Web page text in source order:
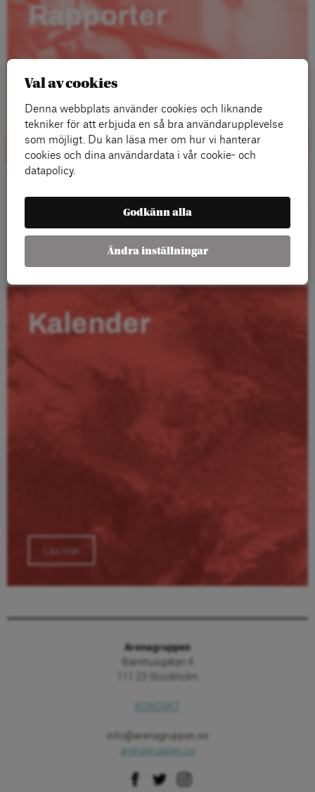
Rapporter
Kalender
Läs mer
Arenagruppen
Barnhusgatan 4
111 23 Stockholm
info@arenagruppen.se
arenagruppen.se
Val av cookies
Denna webbplats använder cookies och liknande
tekniker för att erbjuda en så bra användarupplevelse
som möjligt. Du kan läsa mer om hur vi hanterar
cookies och dina användardata i vår cookie- och
datapolicy.
Godkänn alla
Ändra inställningar